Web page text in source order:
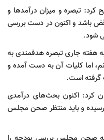
کرد: تبصره و میزان درآمدها و
باشد و اکنون در دست بررسی‌
شود.
هفته جاری تبصره هدفمندی به
اما کلیات آن به دست آمده و
گرفته است.
کرد: اکنون بحث‌های درآمدی
رسیده و باید منتظر صحن مجلس